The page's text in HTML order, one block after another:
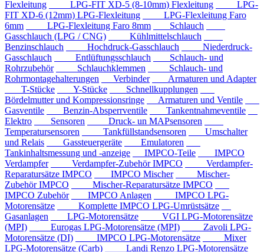
Flexleitung
LPG-FIT XD-5 (8-10mm) Flexleitung
LPG-
FIT XD-6 (12mm) LPG-Flexleitung
LPG-Flexleitung Faro
6mm
LPG-Flexleitung Faro 8mm
Schlauch
Gasschlauch (LPG / CNG)
Kühlmittelschlauch
Benzinschlauch
Hochdruck-Gasschlauch
Niederdruck-
Gasschlauch
Entlüftungsschlauch
Schlauch- und
Rohrzubehör
Schlauchklemmen
Schlauch- und
Rohrmontagehalterungen
Verbinder
Armaturen und Adapter
T-Stücke
Y-Stücke
Schnellkupplungen
Bördelmutter und Kompressionsringe
Armaturen und Ventile
Gasventile
Benzin-Absperrventile
Tankentnahmeventile
Elektro
Sensoren
Druck- un MAPsensoren
Temperatursensoren
Tankfüllstandsensoren
Umschalter
und Relais
Gassteuergeräte
Emulatoren
Tankinhaltsmessung und -anzeige
IMPCO-Teile
IMPCO
Verdampfer
Verdampfer-Zubehör IMPCO
Verdampfer-
Reparatursätze IMPCO
IMPCO Mischer
Mischer-
Zubehör IMPCO
Mischer-Reparatursätze IMPCO
IMPCO Zubehör
IMPCO Anlagen
IMPCO LPG-
Motorensätze
Komplette IMPCO LPG-Umrüstsätze
Gasanlagen
LPG-Motorensätze
VGI LPG-Motorensätze
(MPI)
Eurogas LPG-Motorensätze (MPI)
Zavoli LPG-
Motorensätze (DI)
IMPCO LPG-Motorensätze
Mixer
LPG-Motorensätze (Carb)
Landi Renzo LPG-Motorensätze